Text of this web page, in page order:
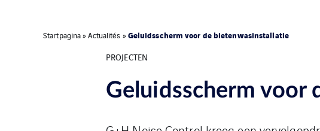
Startpagina»Actualités »Geluidsscherm voor de bietenwasinstallatie
PROJECTEN
Geluidsscherm voor